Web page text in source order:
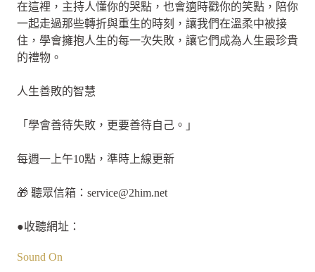
在這裡，主持人懂你的哭點，也會適時戳你的笑點，陪你
一起走過那些轉折與重生的時刻，讓我們在溫柔中被接
住，學會擁抱人生的每一次失敗，讓它們成為人生最珍貴
的禮物。
人生善敗的智慧
「學會善待失敗，更要善待自己。」
每週一上午10點，準時上線更新
🎁 聽眾信箱： service@2him.net
●收聽網址：
Sound On